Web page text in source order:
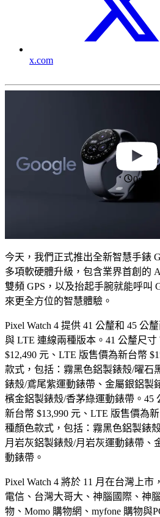
x.com
0:31
今天，我們正式推出全新智慧手錶
多項軟硬體升級，包含業界首創的
雙頻 GPS，以及抬起手腕就能呼叫
來更全方位的智慧體驗。
Pixel Watch 4 提供 41 公釐和 45 公
與 LTE 連線兩種版本。41 公釐尺
$12,490 元、LTE 版售價為新台幣
款式，包括：霧黑色鋁製錶殼/曜石
錶殼/鳶尾紫運動錶帶、金屬銀鋁製
檳金鋁製錶殼/香茅綠運動錶帶。45
新台幣 $13,990 元、LTE 版售價為
種顏色款式，包括：霧黑色鋁製錶
月岩灰鋁製錶殼/月岩灰運動錶帶、
動錶帶。
Pixel Watch 4 將於 11 月在台灣上市
電信、台灣大哥大、神腦國際、神
物、Momo 購物網、myfone 購物與